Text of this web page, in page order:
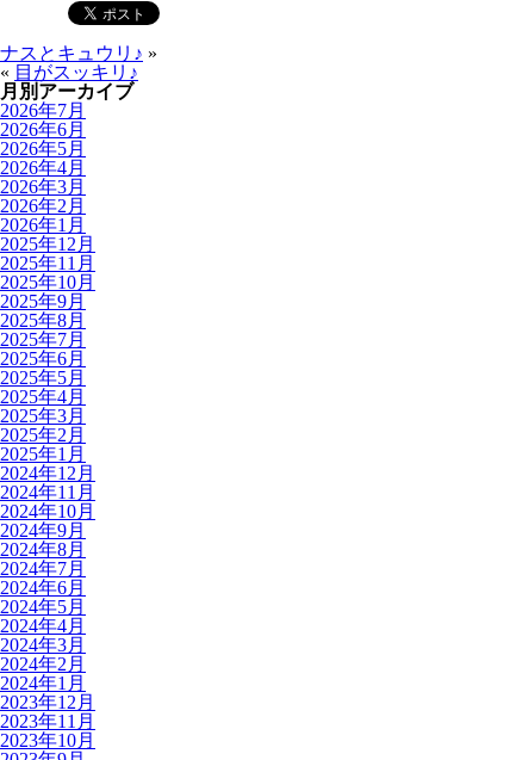
ナスとキュウリ♪ »
« 目がスッキリ♪
月別アーカイブ
2026年7月
2026年6月
2026年5月
2026年4月
2026年3月
2026年2月
2026年1月
2025年12月
2025年11月
2025年10月
2025年9月
2025年8月
2025年7月
2025年6月
2025年5月
2025年4月
2025年3月
2025年2月
2025年1月
2024年12月
2024年11月
2024年10月
2024年9月
2024年8月
2024年7月
2024年6月
2024年5月
2024年4月
2024年3月
2024年2月
2024年1月
2023年12月
2023年11月
2023年10月